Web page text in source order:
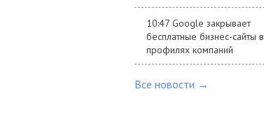
10:47 Google закрывает
бесплатные бизнес-сайты в
профилях компаний
Все новости →